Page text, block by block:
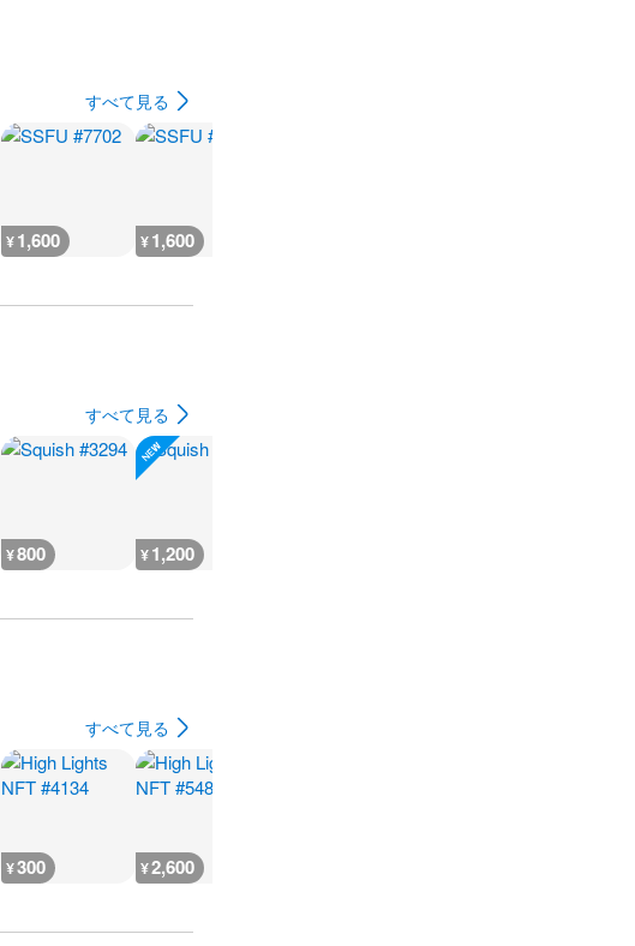
すべて見る
¥1,600 ¥1,600
すべて見る
¥800 ¥1,200
すべて見る
¥300 ¥2,600